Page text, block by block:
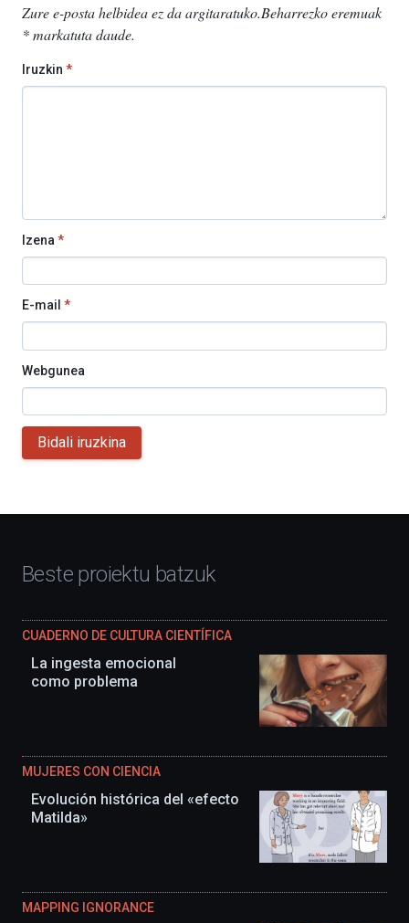
Zure e-posta helbidea ez da argitaratuko.Beharrezko eremuak
*markatuta daude.
Iruzkin *
Izena *
E-mail *
Webgunea
Bidali iruzkina
Beste proiektu batzuk
CUADERNO DE CULTURA CIENTÍFICA
La ingesta emocional
como problema
MUJERES CON CIENCIA
Evolución histórica del «efecto
Matilda»
MAPPING IGNORANCE